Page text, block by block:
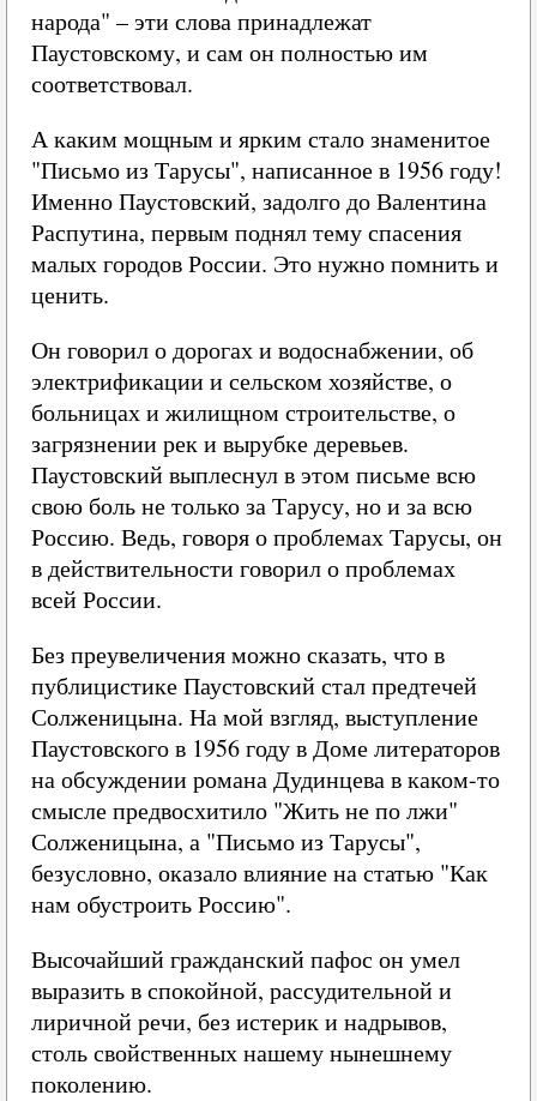
народа" – эти слова принадлежат
Паустовскому, и сам он полностью им
соответствовал.
А каким мощным и ярким стало знаменитое
"Письмо из Тарусы", написанное в 1956 году!
Именно Паустовский, задолго до Валентина
Распутина, первым поднял тему спасения
малых городов России. Это нужно помнить и
ценить.
Он говорил о дорогах и водоснабжении, об
электрификации и сельском хозяйстве, о
больницах и жилищном строительстве, о
загрязнении рек и вырубке деревьев.
Паустовский выплеснул в этом письме всю
свою боль не только за Тарусу, но и за всю
Россию. Ведь, говоря о проблемах Тарусы, он
в действительности говорил о проблемах
всей России.
Без преувеличения можно сказать, что в
публицистике Паустовский стал предтечей
Солженицына. На мой взгляд, выступление
Паустовского в 1956 году в Доме литераторов
на обсуждении романа Дудинцева в каком-то
смысле предвосхитило "Жить не по лжи"
Солженицына, а "Письмо из Тарусы",
безусловно, оказало влияние на статью "Как
нам обустроить Россию".
Высочайший гражданский пафос он умел
выразить в спокойной, рассудительной и
лиричной речи, без истерик и надрывов,
столь свойственных нашему нынешнему
поколению.